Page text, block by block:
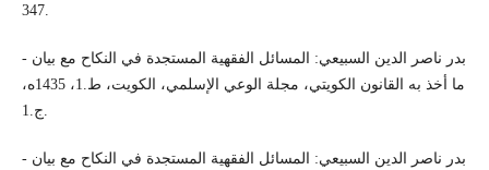
347.
- بدر ناصر الدين السبيعي: المسائل الفقهية المستجدة في النكاح مع بيان
ما أخذ به القانون الكويتي، مجلة الوعي الإسلمي، الكويت، ط.1، 1435ه،
ج.1.
- بدر ناصر الدين السبيعي: المسائل الفقهية المستجدة في النكاح مع بيان